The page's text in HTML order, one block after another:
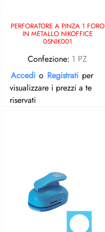
PERFORATORE A PINZA 1 FORO
IN METALLO NIKOFFICE
05NIK001
Confezione: 1 PZ
Accedi o Registrati per
visualizzare i prezzi a te
riservati